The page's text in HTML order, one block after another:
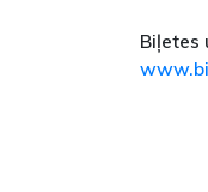
Biļetes